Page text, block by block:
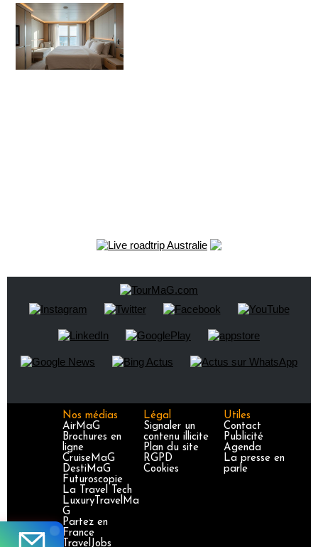
Nos médias
AirMaG
Brochures en
ligne
CruiseMaG
DestiMaG
Futuroscopie
La Travel Tech
LuxuryTravelMa
G
Partez en
France
TravelJobs
Légal
Signaler un
contenu illicite
Plan du site
RGPD
Cookies
Utiles
Contact
Publicité
Agenda
La presse en
parle